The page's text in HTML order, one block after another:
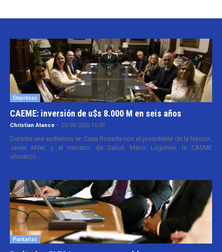
Empresas
CAEME: inversión de u$s 8.000 M en seis años
Christian Atance - 29/05/2026 15:00
Durante una audiencia en Casa Rosada con el presidente de la Nación,
Javier Milei, y el ministro de Salud, Mario Lugones, la CAEME
oficializó...
Paritarias